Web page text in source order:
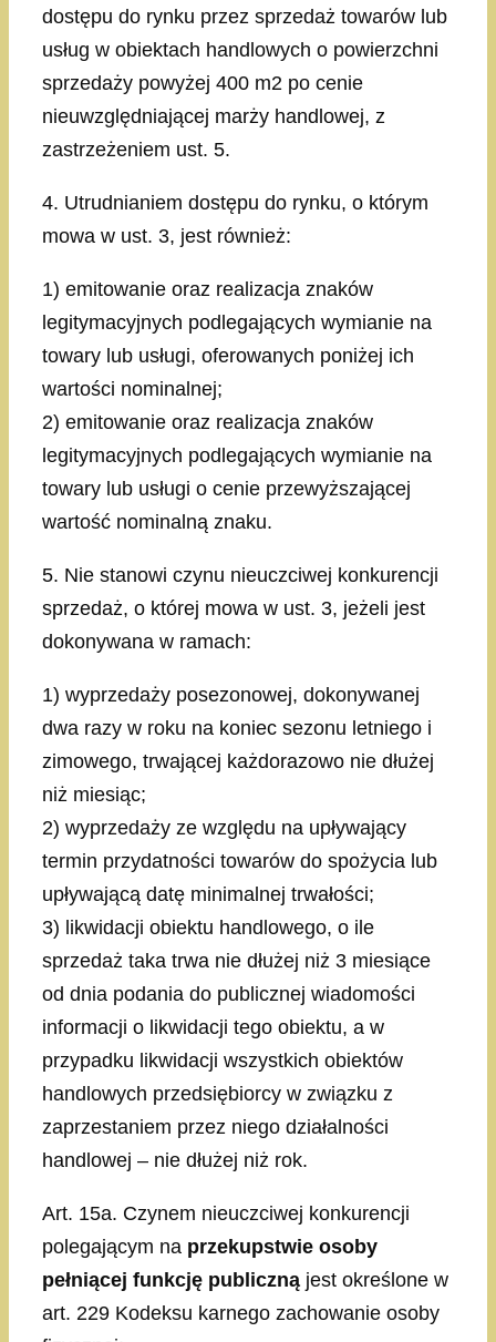
dostępu do rynku przez sprzedaż towarów lub
usług w obiektach handlowych o powierzchni
sprzedaży powyżej 400 m2 po cenie
nieuwzględniającej marży handlowej, z
zastrzeżeniem ust. 5.
4. Utrudnianiem dostępu do rynku, o którym
mowa w ust. 3, jest również:
1) emitowanie oraz realizacja znaków
legitymacyjnych podlegających wymianie na
towary lub usługi, oferowanych poniżej ich
wartości nominalnej;
2) emitowanie oraz realizacja znaków
legitymacyjnych podlegających wymianie na
towary lub usługi o cenie przewyższającej
wartość nominalną znaku.
5. Nie stanowi czynu nieuczciwej konkurencji
sprzedaż, o której mowa w ust. 3, jeżeli jest
dokonywana w ramach:
1) wyprzedaży posezonowej, dokonywanej
dwa razy w roku na koniec sezonu letniego i
zimowego, trwającej każdorazowo nie dłużej
niż miesiąc;
2) wyprzedaży ze względu na upływający
termin przydatności towarów do spożycia lub
upływającą datę minimalnej trwałości;
3) likwidacji obiektu handlowego, o ile
sprzedaż taka trwa nie dłużej niż 3 miesiące
od dnia podania do publicznej wiadomości
informacji o likwidacji tego obiektu, a w
przypadku likwidacji wszystkich obiektów
handlowych przedsiębiorcy w związku z
zaprzestaniem przez niego działalności
handlowej – nie dłużej niż rok.
Art. 15a. Czynem nieuczciwej konkurencji
polegającym na przekupstwie osoby
pełniącej funkcję publiczną jest określone w
art. 229 Kodeksu karnego zachowanie osoby